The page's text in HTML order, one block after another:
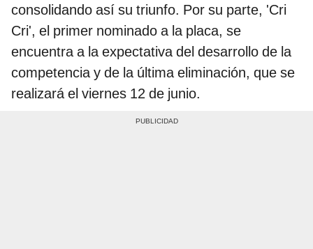
consolidando así su triunfo. Por su parte, 'Cri
Cri', el primer nominado a la placa, se
encuentra a la expectativa del desarrollo de la
competencia y de la última eliminación, que se
realizará el viernes 12 de junio.